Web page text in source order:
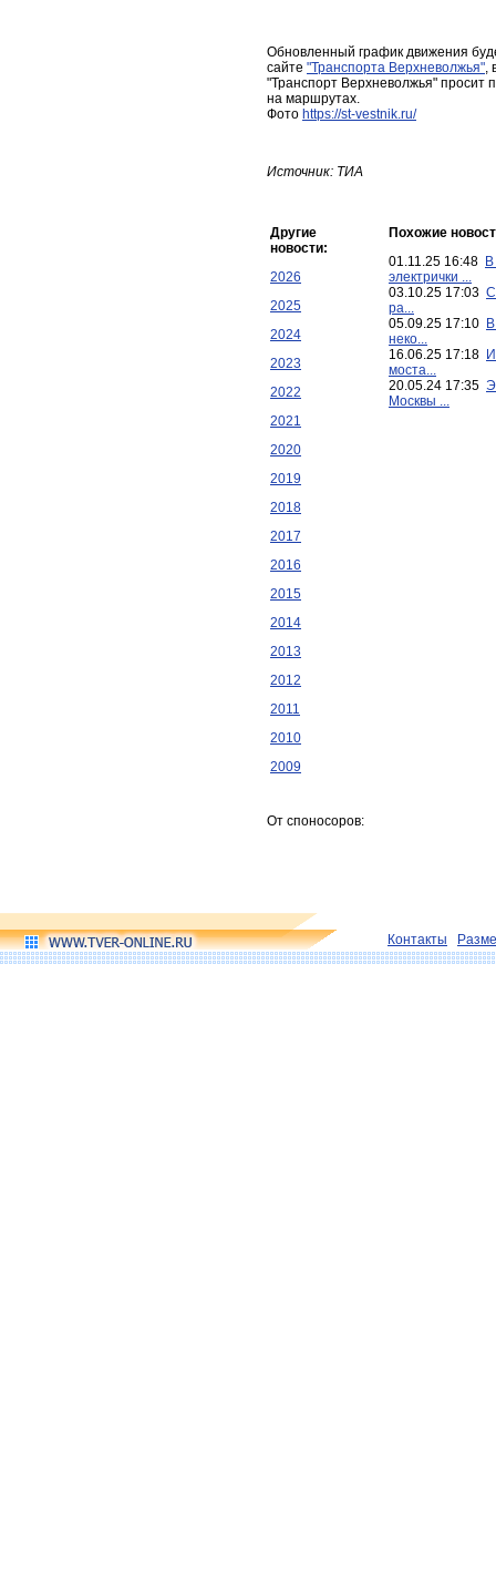
Обновленный график движения
сайте "Транспорта Верхневолжья",
"Транспорт Верхневолжья" просит
на маршрутах.
Фото https://st-vestnik.ru/
Источник: ТИА
Другие
новости:
2026
2025
2024
2023
2022
2021
2020
2019
2018
2017
2016
2015
2014
2013
2012
2011
2010
2009
Похожие
01.11.25 16:48
электрички ...
03.10.25 17:03 С
ра...
05.09.25 17:10
неко...
16.06.25 17:18
моста...
20.05.24 17:35
Москвы ...
От споносоров:
Контакты